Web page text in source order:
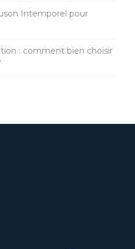
Intemporel pour
: comment bien choisir